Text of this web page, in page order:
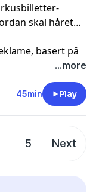
skal håret
basert på
og dine valg
...more
45min Play
5 Next